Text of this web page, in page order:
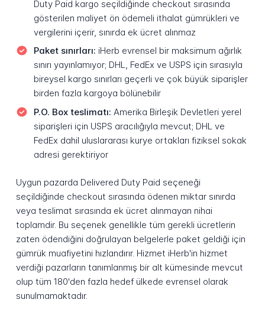
Duty Paid kargo seçildiğinde checkout sırasında
gösterilen maliyet ön ödemeli ithalat gümrükleri ve
vergilerini içerir, sınırda ek ücret alınmaz
Paket sınırları: iHerb evrensel bir maksimum ağırlık
sınırı yayınlamıyor; DHL, FedEx ve USPS için sırasıyla
bireysel kargo sınırları geçerli ve çok büyük siparişler
birden fazla kargoya bölünebilir
P.O. Box teslimatı: Amerika Birleşik Devletleri yerel
siparişleri için USPS aracılığıyla mevcut; DHL ve
FedEx dahil uluslararası kurye ortakları fiziksel sokak
adresi gerektiriyor
Uygun pazarda Delivered Duty Paid seçeneği
seçildiğinde checkout sırasında ödenen miktar sınırda
veya teslimat sırasında ek ücret alınmayan nihai
toplamdir. Bu seçenek genellikle tüm gerekli ücretlerin
zaten ödendiğini doğrulayan belgelerle paket geldiği için
gümrük muafiyetini hızlandırır. Hizmet iHerb'in hizmet
verdiği pazarların tanımlanmış bir alt kümesinde mevcut
olup tüm 180'den fazla hedef ülkede evrensel olarak
sunulmamaktadır.